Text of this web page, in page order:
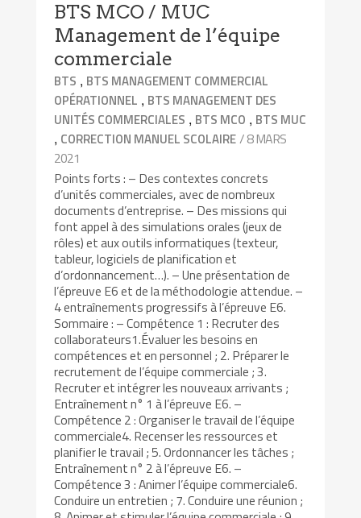
BTS MCO / MUC
Management de l’équipe
commerciale
BTS , BTS MANAGEMENT COMMERCIAL
OPÉRATIONNEL , BTS MANAGEMENT DES
UNITÉS COMMERCIALES , BTS MCO , BTS MUC
, CORRECTION MANUEL SCOLAIRE/ 8 MARS
2021
Points forts : – Des contextes concrets
d’unités commerciales, avec de nombreux
documents d’entreprise. – Des missions qui
font appel à des simulations orales (jeux de
rôles) et aux outils informatiques (texteur,
tableur, logiciels de planification et
d’ordonnancement…). – Une présentation de
l’épreuve E6 et de la méthodologie attendue. –
4 entraînements progressifs à l’épreuve E6.
Sommaire : – Compétence 1 : Recruter des
collaborateurs1.Évaluer les besoins en
compétences et en personnel ; 2. Préparer le
recrutement de l’équipe commerciale ; 3.
Recruter et intégrer les nouveaux arrivants ;
Entraînement n° 1 à l’épreuve E6. –
Compétence 2 : Organiser le travail de l’équipe
commerciale4. Recenser les ressources et
planifier le travail ; 5. Ordonnancer les tâches ;
Entraînement n° 2 à l’épreuve E6. –
Compétence 3 : Animer l’équipe commerciale6.
Conduire un entretien ; 7. Conduire une réunion ;